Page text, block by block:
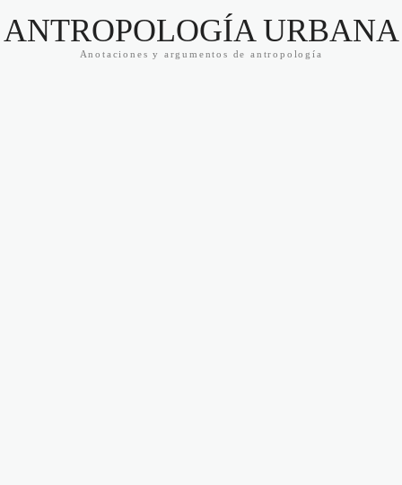
ANTROPOLOGÍA URBANA
Anotaciones y argumentos de antropología